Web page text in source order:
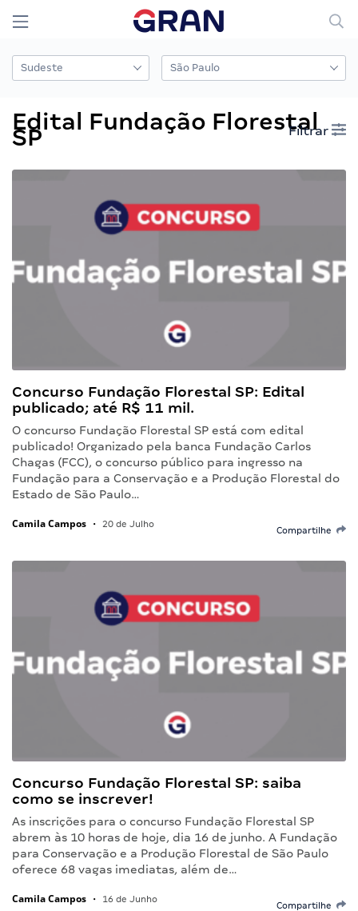
Edital Fundação Florestal
SP Filtrar
Concurso Fundação Florestal SP: Edital
publicado; até R$ 11 mil.
O concurso Fundação Florestal SP está com edital
publicado! Organizado pela banca Fundação Carlos
Chagas (FCC), o concurso público para ingresso na
Fundação para a Conservação e a Produção Florestal do
Estado de São Paulo…
Camila Campos • 20 de Julho
Compartilhe
Concurso Fundação Florestal SP: saiba
como se inscrever!
As inscrições para o concurso Fundação Florestal SP
abrem às 10 horas de hoje, dia 16 de junho. A Fundação
para Conservação e a Produção Florestal de São Paulo
oferece 68 vagas imediatas, além de…
Camila Campos • 16 de Junho
Compartilhe